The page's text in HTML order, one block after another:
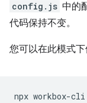
config.js 中的
代码保持不变。
您可以在此模式
npx workbox-cli